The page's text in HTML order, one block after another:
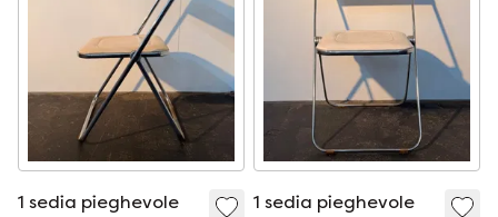
1 sedia pieghevole
1 sedia pieghevole